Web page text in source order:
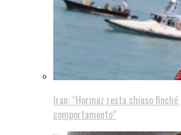
Iran: “Hormuz resta chiuso
comportamento”